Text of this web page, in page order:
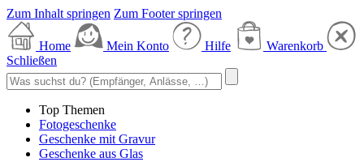
Zum Inhalt springen Zum Footer springen
Home Mein Konto Hilfe
Warenkorb
Schließen
Top Themen
Fotogeschenke
Geschenke mit Gravur
Geschenke aus Glas